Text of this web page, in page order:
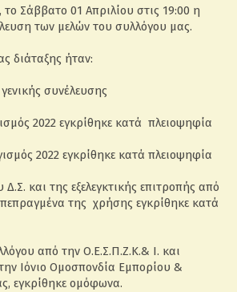
Σάββατο 01 Απριλίου στις 19:00 η
των μελών του συλλόγου μας.
διάταξης ήταν:
συνέλευσης
2022 εγκρίθηκε κατά πλειοψηφία
2022 εγκρίθηκε κατά πλειοψηφία
και της εξελεγκτικής επιτροπής από
της χρήσης εγκρίθηκε κατά
από την Ο.Ε.Σ.Π.Ζ.Κ.& Ι. και
Ιόνιο Ομοσπονδία Εμπορίου &
εγκρίθηκε ομόφωνα.